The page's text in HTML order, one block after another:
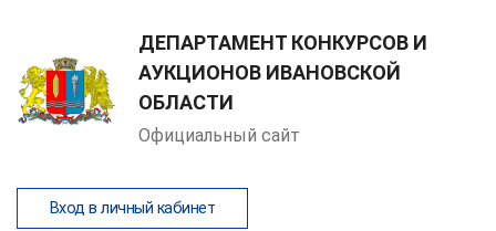
ДЕПАРТАМЕНТ КОНКУРСОВ И
АУКЦИОНОВ ИВАНОВСКОЙ
ОБЛАСТИ
Официальный сайт
Вход в личный кабинет